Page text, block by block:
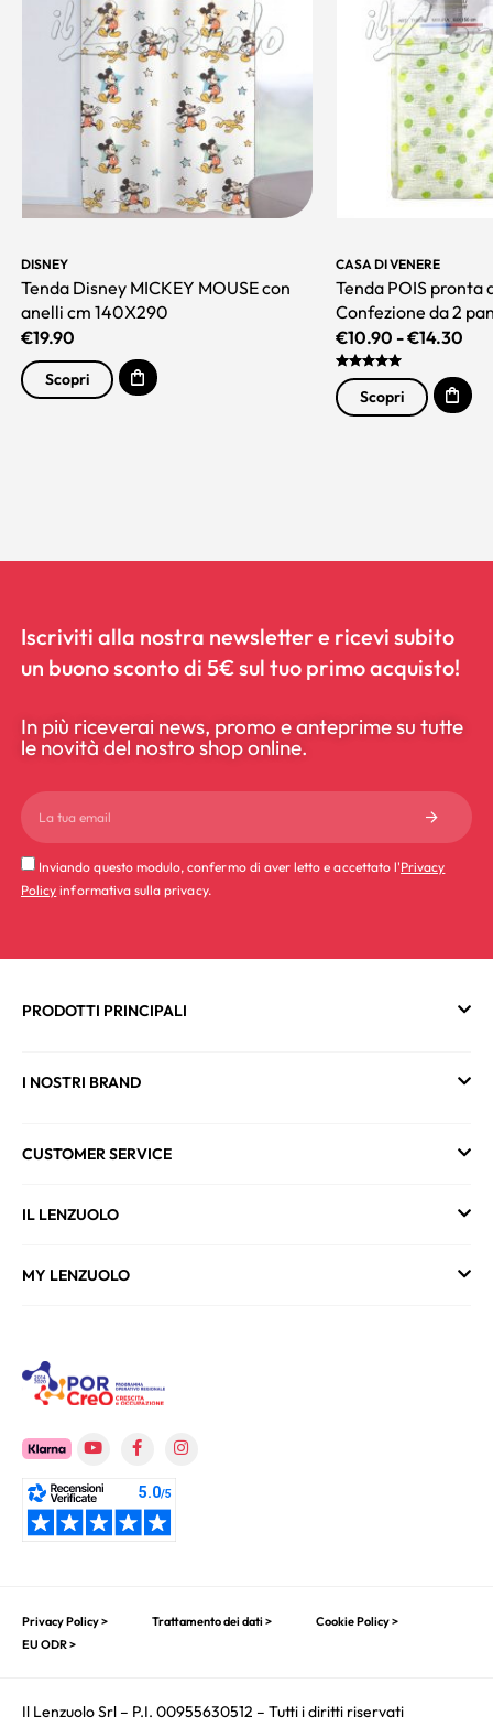
DISNEY
Tenda Disney MICKEY MOUSE con
anelli cm 140X290
€19.90
Scopri
CASA DI VENERE
Tenda POIS pronta
Confezione da 2
€10.90 -€14.30
Scopri
Iscriviti alla nostra newsletter e ricevi subito
un buono sconto di 5€ sul tuo primo acquisto!
In più riceverai news, promo e anteprime su tutte
le novità del nostro shop online.
Inviando questo modulo, confermo di aver letto e accettato l'Privacy
Policy informativa sulla privacy.
PRODOTTI PRINCIPALI
I NOSTRI BRAND
CUSTOMER SERVICE
IL LENZUOLO
MY LENZUOLO
Privacy Policy > Trattamento dei dati >
Cookie Policy >
EU ODR >
Il Lenzuolo Srl – P.I. 00955630512 – Tutti i diritti riservati